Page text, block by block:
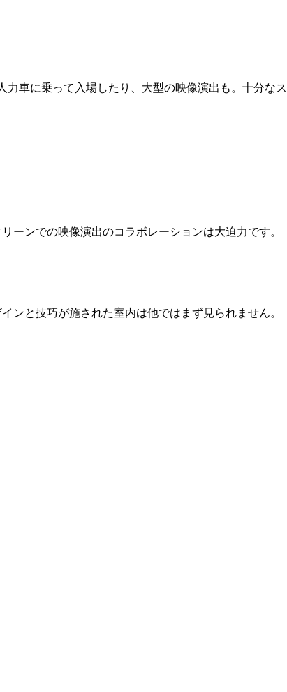
車に乗って入場したり、大型の映像演出も。十分な
ーンでの映像演出のコラボレーションは大迫力です。
ンと技巧が施された室内は他ではまず見られません。